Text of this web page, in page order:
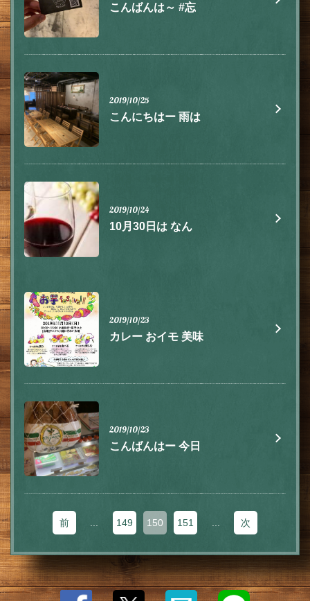
こんばんは～ #忘
2019/10/25
こんにちはー 雨は
2019/10/24
10月30日は なん
2019/10/23
カレー おイモ 美味
2019/10/23
こんばんはー 今日
前 149 150 151 次
この店舗情報をシェアする
埼玉県川越市脇田本町9-5第8アーバンライフビルヂング2F
https://555.owst.jp/blogs
お店情報をコピー
閉じる